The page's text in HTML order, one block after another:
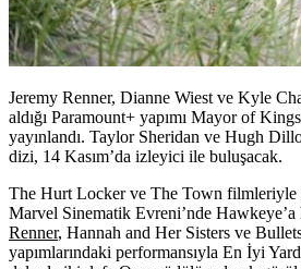
Jeremy Renner, Dianne Wiest ve Kyle
aldığı Paramount+ yapımı Mayor of
yayınlandı. Taylor Sheridan ve Hugh
dizi, 14 Kasım’da izleyici ile buluşacak.
The Hurt Locker ve The Town filmleriyle
Marvel Sinematik Evreni’nde Hawkeye’a
Renner, Hannah and Her Sisters ve
yapımlarındaki performansıyla En İyi